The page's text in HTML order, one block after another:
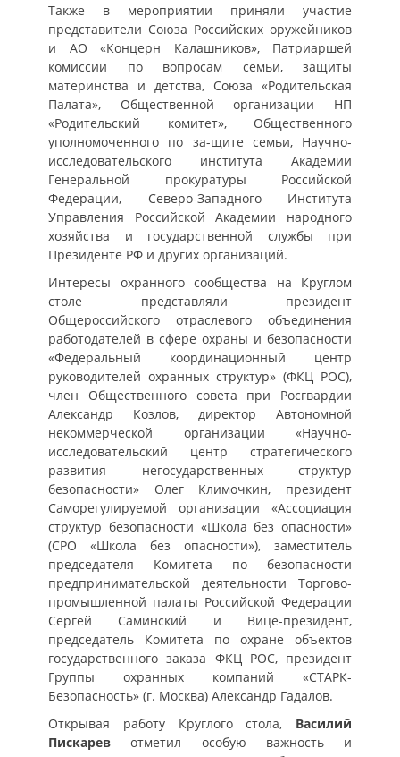
Также в мероприятии приняли участие
представители Союза Российских оружейников
и АО «Концерн Калашников», Патриаршей
комиссии по вопросам семьи, защиты
материнства и детства, Союза «Родительская
Палата», Общественной организации НП
«Родительский комитет», Общественного
уполномоченного по за-щите семьи, Научно-
исследовательского института Академии
Генеральной прокуратуры Российской
Федерации, Северо-Западного Института
Управления Российской Академии народного
хозяйства и государственной службы при
Президенте РФ и других организаций.
Интересы охранного сообщества на Круглом
столе представляли президент
Общероссийского отраслевого объединения
работодателей в сфере охраны и безопасности
«Федеральный координационный центр
руководителей охранных структур» (ФКЦ РОС),
член Общественного совета при Росгвардии
Александр Козлов, директор Автономной
некоммерческой организации «Научно-
исследовательский центр стратегического
развития негосударственных структур
безопасности» Олег Климочкин, президент
Саморегулируемой организации «Ассоциация
структур безопасности «Школа без опасности»
(СРО «Школа без опасности»), заместитель
председателя Комитета по безопасности
предпринимательской деятельности Торгово-
промышленной палаты Российской Федерации
Сергей Саминский и Вице-президент,
председатель Комитета по охране объектов
государственного заказа ФКЦ РОС, президент
Группы охранных компаний «СТАРК-
Безопасность» (г. Москва) Александр Гадалов.
Открывая работу Круглого стола, Василий
Пискарев отметил особую важность и